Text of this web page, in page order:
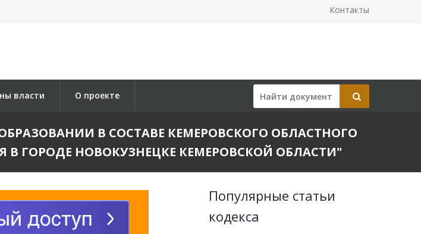
Контакты
власти О проекте
В СОСТАВЕ КЕМЕРОВСКОГО ОБЛАСТНОГО
В ГОРОДЕ НОВОКУЗНЕЦКЕ КЕМЕРОВСКОЙ ОБЛАСТИ"
Популярные статьи
кодекса